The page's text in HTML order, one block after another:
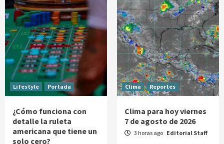
Lifestyle Portada
¿Cómo funciona con
detalle la ruleta
americana que tiene un
solo cero?
Clima Reportes
Clima para hoy viernes
7 de agosto de 2026
3 horas ago Editorial Staff